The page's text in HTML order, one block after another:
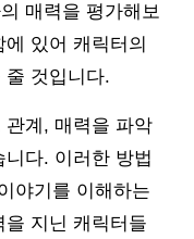
매력을 평가해보
있어 캐릭터의
줄 것입니다.
관계, 매력을 파악
다. 이러한 방법
야기를 이해하는
지닌 캐릭터들